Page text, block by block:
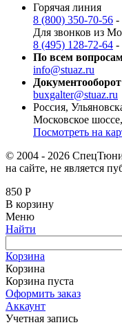
Горячая линия
8 (800) 350-70-56 -
Для звонков из
8 (495) 128-72-64 -
По всем
info@stuaz.ru
Документооборот
buxgalter@stuaz.ru
Россия,
Московское
Посмотреть на
© 2004 - 2026
на сайте, не является
850 Р
В корзину
Меню
Найти
Корзина
Корзина
Корзина пуста
Оформить заказ
Аккаунт
Учетная запись